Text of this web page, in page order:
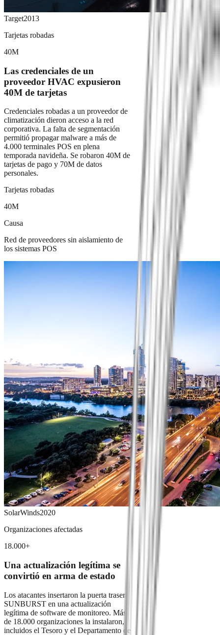
Target2013
Tarjetas robadas
40M
Las credenciales de un
proveedor HVAC expusieron
40M de tarjetas
Credenciales robadas a un proveedor de
climatización dieron acceso a la red
corporativa. La falta de segmentación
permitió propagar malware a más de
4.000 terminales POS en plena
temporada navideña. Se robaron 40M de
tarjetas de pago y 70M de datos
personales.
Tarjetas robadas
40M
Causa
Red de proveedores sin aislamiento de
los sistemas POS
SolarWinds2020
Organizaciones afectadas
18.000+
Una actualización legítima se
convirtió en arma de estado
Los atacantes insertaron la puerta trasera
SUNBURST en una actualización
legítima de software de monitoreo. Más
de 18.000 organizaciones la instalaron,
incluidos el Tesoro y el Departamento de